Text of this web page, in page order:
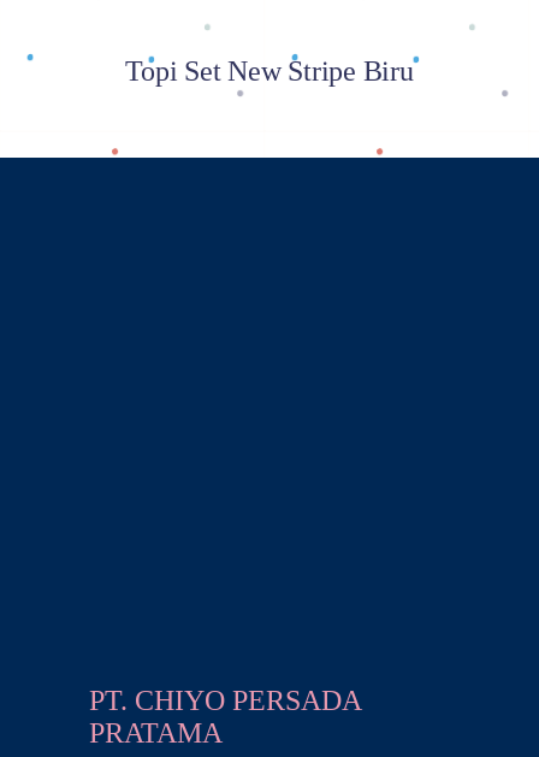
Topi Set New Stripe Biru
PT. CHIYO PERSADA
PRATAMA